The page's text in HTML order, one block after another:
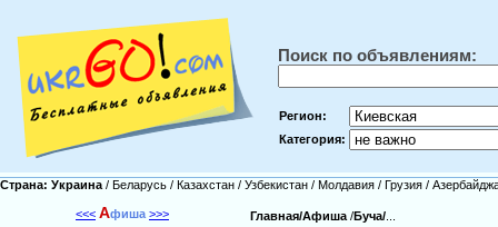
Поиск по объявлениям:
Регион:
Категория:
Страна: Украина / Беларусь / Казахстан / Узбекистан / Молдавия / Грузия /
<<< Афиша >>>
Главная/Афиша /Буча/